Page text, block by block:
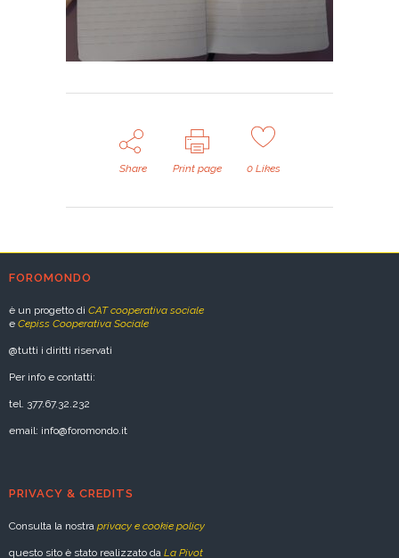
Share Print page 0Likes
FOROMONDO
è un progetto di CAT cooperativa sociale
e Cepiss Cooperativa Sociale
@tutti i diritti riservati
Per info e contatti:
tel. 377.67.32.232
email: info@foromondo.it
PRIVACY & CREDITS
Consulta la nostra privacy e cookie policy
questo sito è stato realizzato da La Pivot